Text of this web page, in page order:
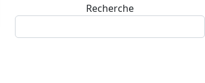
Recherche